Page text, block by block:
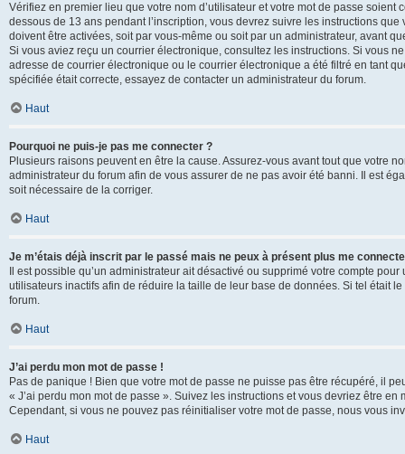
Vérifiez en premier lieu que votre nom d’utilisateur et votre mot de passe
dessous de 13 ans pendant l’inscription, vous devrez suivre les instructions
doivent être activées, soit par vous-même ou soit par un administrateur, avant
Si vous aviez reçu un courrier électronique, consultez les instructions. Si vous
adresse de courrier électronique ou le courrier électronique a été filtré en tant
spécifiée était correcte, essayez de contacter un administrateur du forum.
Haut
Pourquoi ne puis-je pas me connecter ?
Plusieurs raisons peuvent en être la cause. Assurez-vous avant tout que votre
administrateur du forum afin de vous assurer de ne pas avoir été banni. Il est
soit nécessaire de la corriger.
Haut
Je m’étais déjà inscrit par le passé mais ne peux à présent plus me
Il est possible qu’un administrateur ait désactivé ou supprimé votre compte
utilisateurs inactifs afin de réduire la taille de leur base de données. Si tel était
forum.
Haut
J’ai perdu mon mot de passe !
Pas de panique ! Bien que votre mot de passe ne puisse pas être récupéré, il
« J’ai perdu mon mot de passe ». Suivez les instructions et vous devriez être
Cependant, si vous ne pouvez pas réinitialiser votre mot de passe, nous vous
Haut